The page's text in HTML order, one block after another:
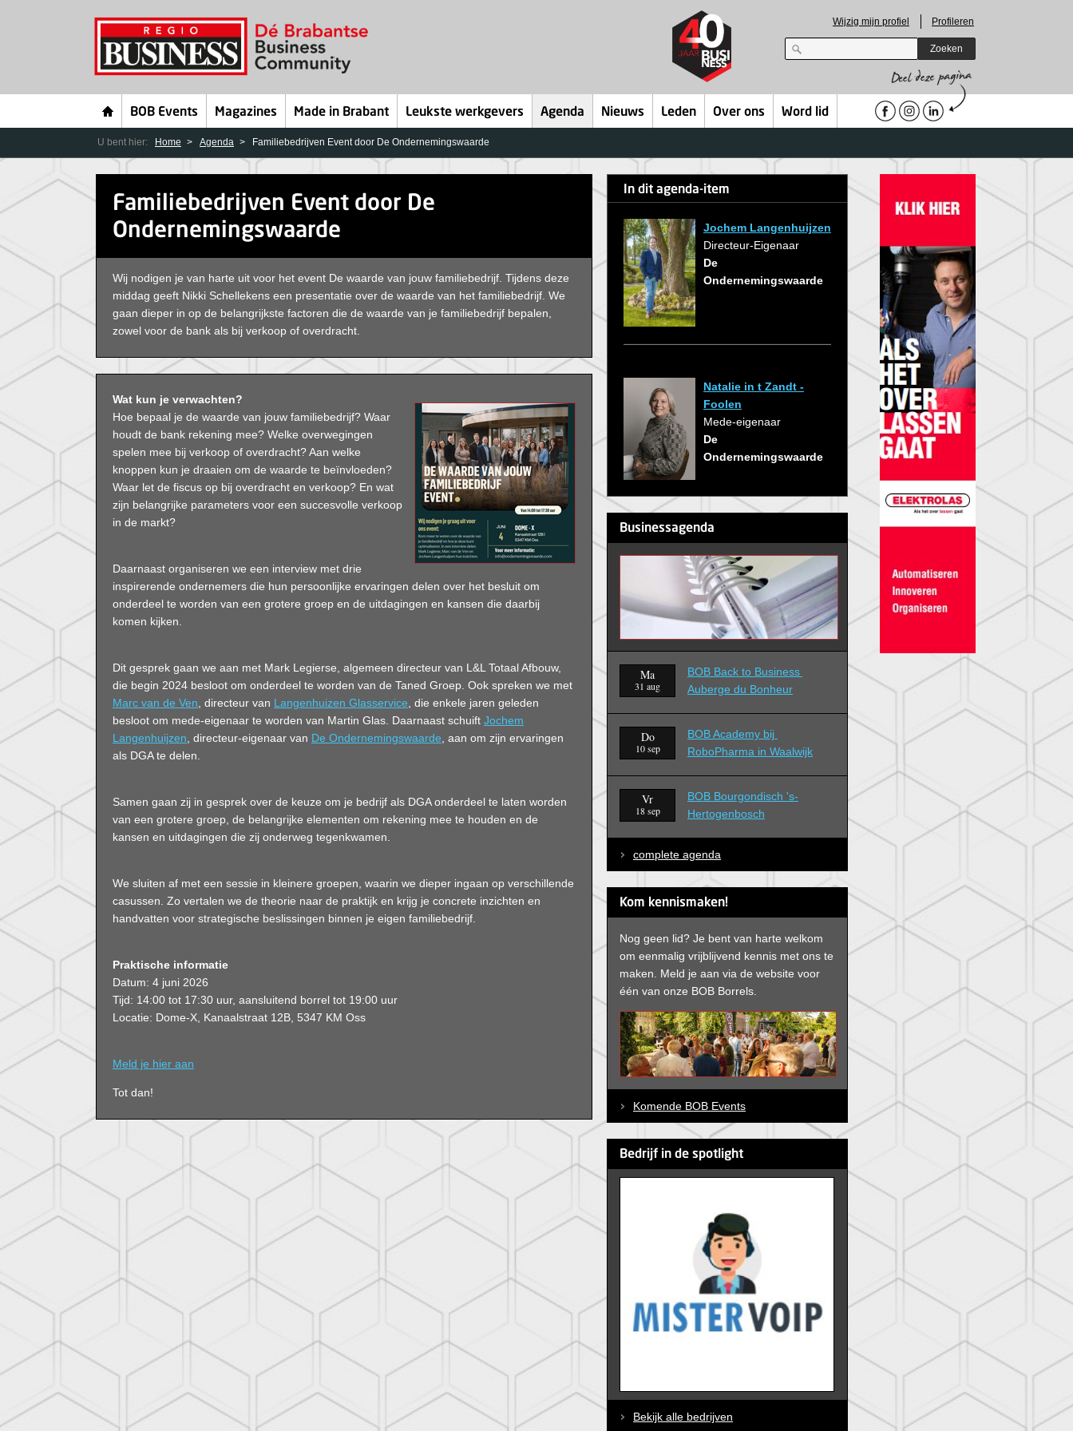
Wijzig mijn profiel Profileren
Zoeken
BOB Events Magazines Made in Brabant Leukste werkgevers Agenda Nieuws Leden Over ons Word lid
U bent hier: Home Agenda Familiebedrijven Event door De Ondernemingswaarde
Familiebedrijven Event door De
Ondernemingswaarde
Wij nodigen je van harte uit voor het event De waarde van jouw familiebedrijf. Tijdens deze
middag geeft Nikki Schellekens een presentatie over de waarde van het familiebedrijf. We
gaan dieper in op de belangrijkste factoren die de waarde van je familiebedrijf bepalen,
zowel voor de bank als bij verkoop of overdracht.
Wat kun je verwachten?
Hoe bepaal je de waarde van jouw familiebedrijf? Waar
houdt de bank rekening mee? Welke overwegingen
spelen mee bij verkoop of overdracht? Aan welke
knoppen kun je draaien om de waarde te beïnvloeden?
Waar let de fiscus op bij overdracht en verkoop? En wat
zijn belangrijke parameters voor een succesvolle verkoop
in de markt?
Daarnaast organiseren we een interview met drie
inspirerende ondernemers die hun persoonlijke ervaringen delen over het besluit om
onderdeel te worden van een grotere groep en de uitdagingen en kansen die daarbij
komen kijken.
Dit gesprek gaan we aan met Mark Legierse, algemeen directeur van L&L Totaal Afbouw,
die begin 2024 besloot om onderdeel te worden van de Taned Groep. Ook spreken we met
Marc van de Ven , directeur van Langenhuizen Glasservice , die enkele jaren geleden
besloot om mede-eigenaar te worden van Martin Glas. Daarnaast schuift Jochem
Langenhuijzen , directeur-eigenaar van De Ondernemingswaarde , aan om zijn ervaringen
als DGA te delen.
Samen gaan zij in gesprek over de keuze om je bedrijf als DGA onderdeel te laten worden
van een grotere groep, de belangrijke elementen om rekening mee te houden en de
kansen en uitdagingen die zij onderweg tegenkwamen.
We sluiten af met een sessie in kleinere groepen, waarin we dieper ingaan op verschillende
casussen. Zo vertalen we de theorie naar de praktijk en krijg je concrete inzichten en
handvatten voor strategische beslissingen binnen je eigen familiebedrijf.
Praktische informatie
Datum: 4 juni 2026
Tijd: 14:00 tot 17:30 uur, aansluitend borrel tot 19:00 uur
Locatie: Dome-X, Kanaalstraat 12B, 5347 KM Oss
Meld je hier aan
Tot dan!
In dit agenda-item
Jochem Langenhuijzen
Directeur-Eigenaar
De
Ondernemingswaarde
Natalie in t Zandt -
Foolen
Mede-eigenaar
De
Ondernemingswaarde
Businessagenda
Ma
31 aug
BOB Back to Business
Auberge du Bonheur
Do
10 sep
BOB Academy bij
RoboPharma in Waalwijk
Vr
18 sep
BOB Bourgondisch 's-
Hertogenbosch
complete agenda
Kom kennismaken!
Nog geen lid? Je bent van harte welkom
om eenmalig vrijblijvend kennis met ons te
maken. Meld je aan via de website voor
één van onze BOB Borrels.
Komende BOB Events
Bedrijf in de spotlight
Bekijk alle bedrijven